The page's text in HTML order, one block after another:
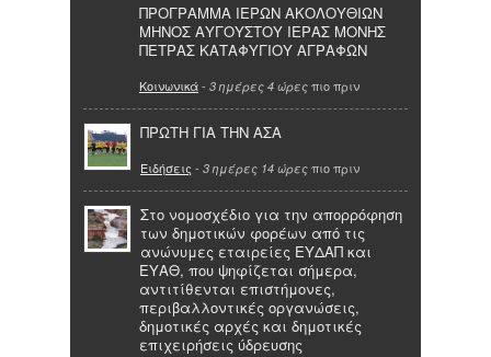
ΠΡΟΓΡΑΜΜΑ ΙΕΡΩΝ ΑΚΟΛΟΥΘΙΩΝ
ΜΗΝΟΣ ΑΥΓΟΥΣΤΟΥ ΙΕΡΑΣ ΜΟΝΗΣ
ΠΕΤΡΑΣ ΚΑΤΑΦΥΓΙΟΥ ΑΓΡΑΦΩΝ
Κοινωνικά- 3 ημέρες 4 ώρες πιο πριν
ΠΡΩΤΗ ΓΙΑ ΤΗΝ ΑΣΑ
Ειδήσεις - 3 ημέρες 14 ώρες πιο πριν
Στο νομοσχέδιο για την απορρόφηση
των δημοτικών φορέων από τις
ανώνυμες εταιρείες ΕΥΔΑΠ και
ΕΥΑΘ, που ψηφίζεται σήμερα,
αντιτίθενται επιστήμονες,
περιβαλλοντικές οργανώσεις,
δημοτικές αρχές και δημοτικές
επιχειρήσεις ύδρευσης